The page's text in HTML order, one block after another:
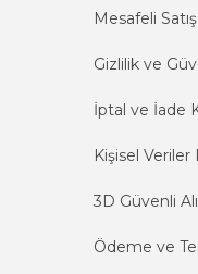
Mesafeli
Gizlilik ve
İptal ve İade
Kişisel Veriler
3D Güvenli
Ödeme ve